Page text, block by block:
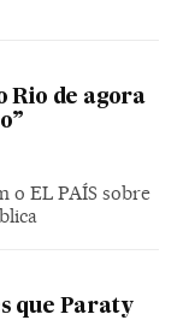
Rio de agora
o EL PAÍS sobre
que Paraty